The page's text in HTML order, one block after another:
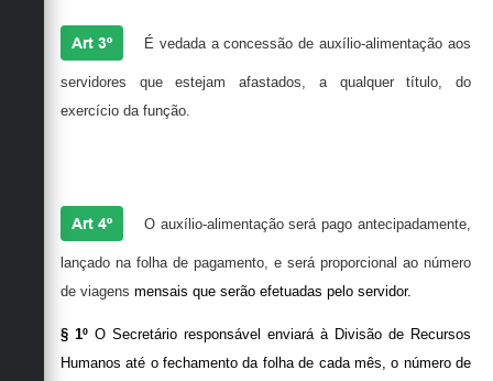
Art 3º É vedada a concessão de auxílio-alimentação aos
servidores que estejam afastados, a qualquer título, do
exercício da função.
Art 4º O auxílio-alimentação será pago antecipadamente,
lançado na folha de pagamento, e será proporcional ao número
de viagens mensais que serão efetuadas pelo servidor.
§ 1º O Secretário responsável enviará à Divisão de Recursos
Humanos até o fechamento da folha de cada mês, o número de